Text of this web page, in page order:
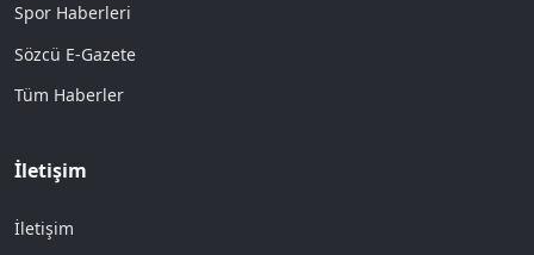
Spor Haberleri
Sözcü E-Gazete
Tüm Haberler
İletişim
İletişim